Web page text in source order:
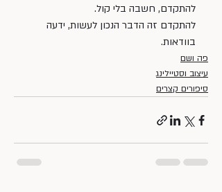
להתקדם, חשבה בלי קול.
להתקדם זה הדבר הנכון לעשות, ידעה
בוודאות.
פה ושם
עיצוב וסטיילינג
סיפורים קצרים